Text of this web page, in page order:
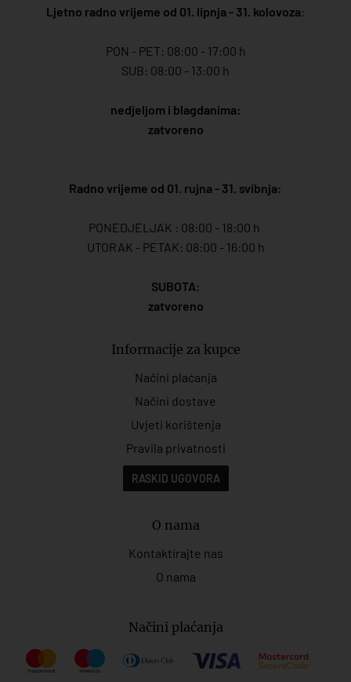
Ljetno radno vrijeme od 01. lipnja - 31. kolovoza:
PON - PET: 08:00 - 17:00 h
SUB: 08:00 - 13:00 h
nedjeljom i blagdanima:
zatvoreno
Radno vrijeme od 01. rujna - 31. svibnja:
PONEDJELJAK : 08:00 - 18:00 h
UTORAK - PETAK: 08:00 - 16:00 h
SUBOTA:
zatvoreno
Informacije za kupce
Načini plaćanja
Načini dostave
Uvjeti korištenja
Pravila privatnosti
RASKID UGOVORA
O nama
Kontaktirajte nas
O nama
Načini plaćanja